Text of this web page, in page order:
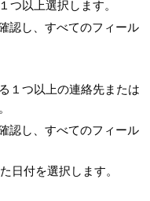
つ以上選択します。
認し、すべてのフィール
１つ以上の連絡先または
認し、すべてのフィール
日付を選択します。